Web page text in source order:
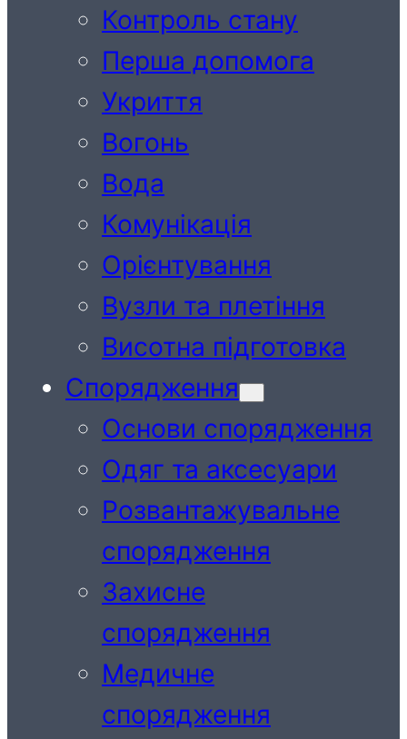
Контроль стану
Перша допомога
Укриття
Вогонь
Вода
Комунікація
Орієнтування
Вузли та плетіння
Висотна підготовка
Спорядження
Основи спорядження
Одяг та аксесуари
Розвантажувальне
спорядження
Захисне
спорядження
Медичне
спорядження